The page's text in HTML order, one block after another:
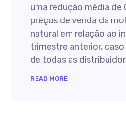
uma redução média de
preços de venda da
natural em relação ao
trimestre anterior,
de todas as
READ MORE